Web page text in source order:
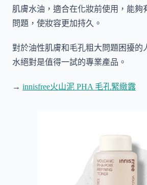
肌膚水油，適合在化妝前使用，能夠
問題，使妝容更加持久。
對於油性肌膚和毛孔粗大問題困擾的
水絕對是值得一試的專業產品。
→ innisfree火山泥 PHA 毛孔緊緻露